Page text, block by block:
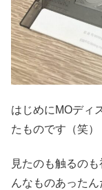
はじめにMOディ
たものです（笑）
見たのも触るの
んなものあったん